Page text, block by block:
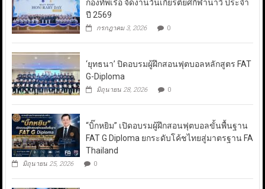
กองทัพเรือ จัดงานวันเกียรติยศกีฬานาวี ประจำ
ปี 2569
กรกฎาคม 3, 2026 0
‘ยุทธนา’ ปิดอบรมผู้ฝึกสอนฟุตบอลหลักสูตร FAT
G-Diploma
มิถุนายน 28, 2026 0
“บิ๊กหยิม” เปิดอบรมผู้ฝึกสอนฟุตบอลขั้นพื้นฐาน
FAT G Diploma ยกระดับโค้ชไทยสู่มาตรฐาน FA
Thailand
มิถุนายน 25, 2026 0